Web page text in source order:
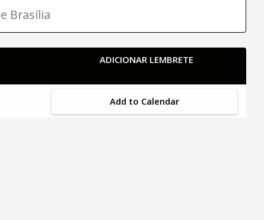
Brasília
ADICIONAR LEMBRETE
Add to Calendar